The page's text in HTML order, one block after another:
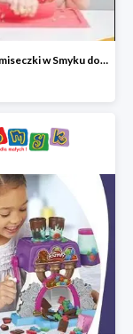
Talerzyki i miseczki w Smyku do -35%